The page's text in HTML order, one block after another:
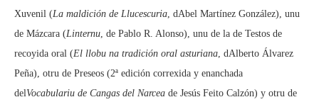
Xuvenil (La maldición de Llucescuria, dAbel Martínez González), unu
de Mázcara (Linternu, de Pablo R. Alonso), unu de la de Testos de
recoyida oral (El llobu na tradición oral asturiana, dAlberto Álvarez
Peña), otru de Preseos (2ª edición correxida y enanchada
delVocabulariu de Cangas del Narcea de Jesús Feito Calzón) y otru de